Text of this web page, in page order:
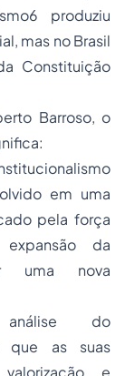
produziu
mas no Brasil
Constituição
Barroso, o
em uma
pela força
da
uma nova
do
que as suas
e